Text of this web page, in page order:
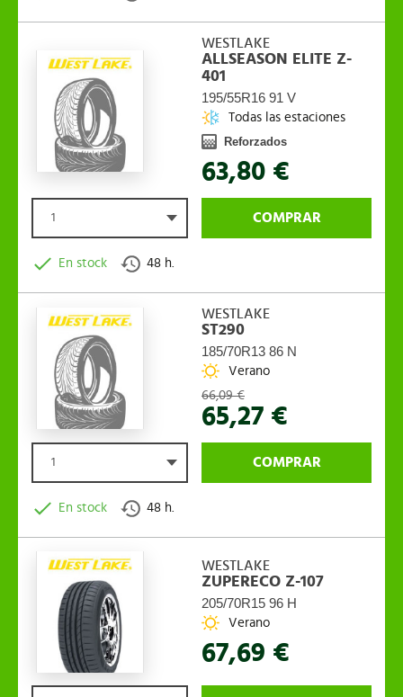
WESTLAKE
ALLSEASON ELITE Z-
401
195/55R16 91 V
Todas las estaciones
Reforzados
63,80 €
1 COMPRAR
En stock 48 h.
WESTLAKE
ST290
185/70R13 86 N
Verano
66,09 €
65,27 €
1 COMPRAR
En stock 48 h.
WESTLAKE
ZUPERECO Z-107
205/70R15 96 H
Verano
67,69 €